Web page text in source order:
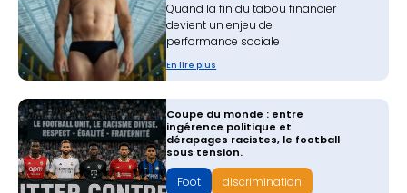
Quand la fin du tabou financier
devient un enjeu de
performance sociale​
En lire plus
Coupe du monde : entre
ingérence politique et
dérapages racistes, le football
sous tension.
Foot discrimination